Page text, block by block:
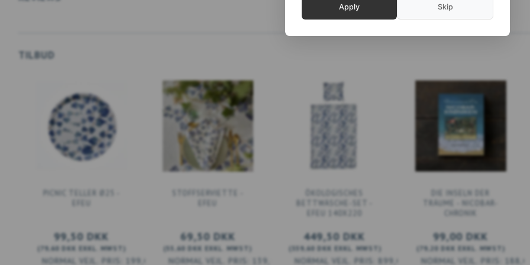
TILBUD
PICNIC TELLER Ø25 -
99,50 DKK
( 79,60 DKK EXKL. MWST )
199,00 DKK
STOFFSERVIETTE -
69,50 DKK
(55,60 DKK EXKL. MWST )
139,00 DKK
ÖKOLOGISCHES
BETTWÄSCHE-SET -
EFEU 140X220
449,50 DKK
(359,60 DKK EXKL. MWST )
899,00 DKK
DIE INSELN DER
TRÄUME - NICOBAR-
CHRONIK
99,00 DKK
( 79,20 DKK EXKL. MWST )
Apply Skip